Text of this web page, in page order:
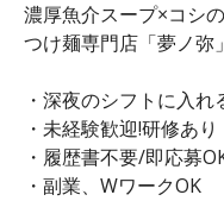
濃厚魚介スープ×コシ
つけ麺専門店「夢ノ弥
・深夜のシフトに入
・未経験歓迎!研修あり
・履歴書不要/即応募
・副業、WワークOK